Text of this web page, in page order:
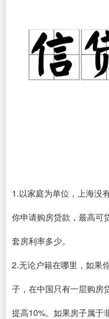
1.以家庭为单位，上海没
你申请购房贷款，最高可
套房利率多少。
2.无论户籍在哪里，如果
子，在中国只有一层购房
提高10%。如果房子属于